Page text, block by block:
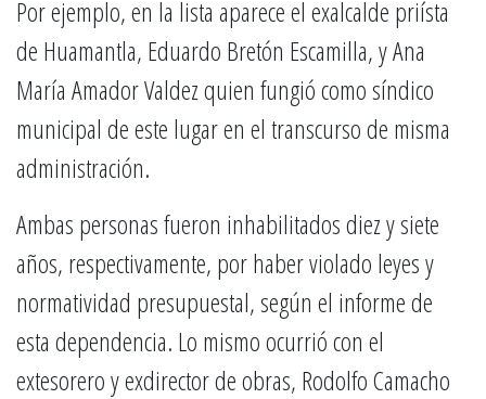
Por ejemplo, en la lista aparece el exalcalde priísta
de Huamantla, Eduardo Bretón Escamilla, y Ana
María Amador Valdez quien fungió como síndico
municipal de este lugar en el transcurso de misma
administración.
Ambas personas fueron inhabilitados diez y siete
años, respectivamente, por haber violado leyes y
normatividad presupuestal, según el informe de
esta dependencia. Lo mismo ocurrió con el
extesorero y exdirector de obras, Rodolfo Camacho